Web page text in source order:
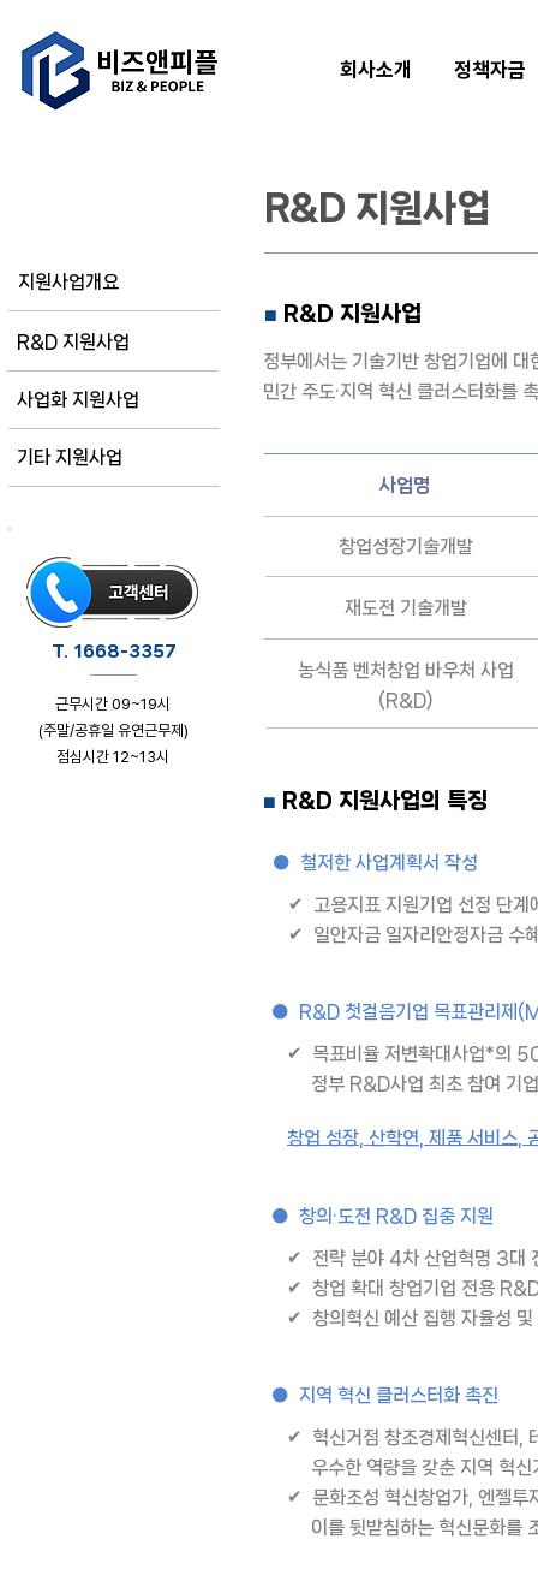
회사소개 정책자금
지원사업개요
R&D 지원사업
사업화 지원사업
기타 지원사업
T. 1668-3357
근무시간 09~19시
(주말/공휴일 유연근무제)
점심시간 12~13시
R&D 지원사업
■ R&D 지원사업
정부에서는 기술기반 창업기업에
민간 주도·지역 혁신 클러스터화를
사업명
창업성장기술개발
재도전 기술개발
농식품 벤처창업 바우처 사업
(R&D)
■ R&D 지원사업의 특징
● 철저한 사업계획서 작성
✔ 고용지표 지원기업 선정 단계
✔ 일안자금 일자리안정자금 수
● R&D 첫걸음기업 목표관리제
✔ 목표비율 저변확대사업*의
정부 R&D사업 최초 참여 기
창업 성장, 산학연, 제품 서비스,
● 창의·도전 R&D 집중 지원
✔ 전략 분야 4차 산업혁명 3대
✔ 창업 확대 창업기업 전용
✔ 창의혁신 예산 집행 자율성 및
● 지역 혁신 클러스터화 촉진
✔ 혁신거점 창조경제혁신센터,
우수한 역량을 갖춘 지역 혁신
✔ 문화조성 혁신창업가, 엔젤투
이를 뒷받침하는 혁신문화를